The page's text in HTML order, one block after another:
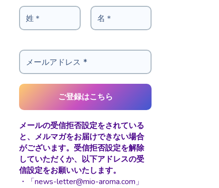
メールの受信拒否設定をされている
と、メルマガをお届けできない場合
がございます。受信拒否設定を解除
していただくか、以下アドレスの受
信設定をお願いいたします。
・「news-letter@mio-aroma.com」